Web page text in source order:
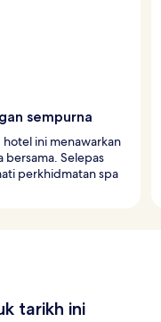
sempurna
ini menawarkan
bersama. Selepas
perkhidmatan spa
tarikh ini